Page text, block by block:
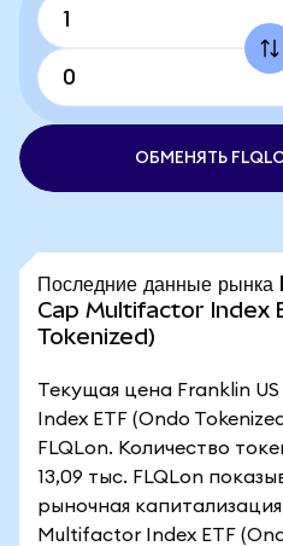
ОБМЕНЯТЬ
Последние данные
Cap Multifactor Index
Tokenized)
Текущая цена Franklin
Index ETF (Ondo
FLQLon. Количество
13,09 тыс. FLQLon
рыночная
Multifactor Index ETF